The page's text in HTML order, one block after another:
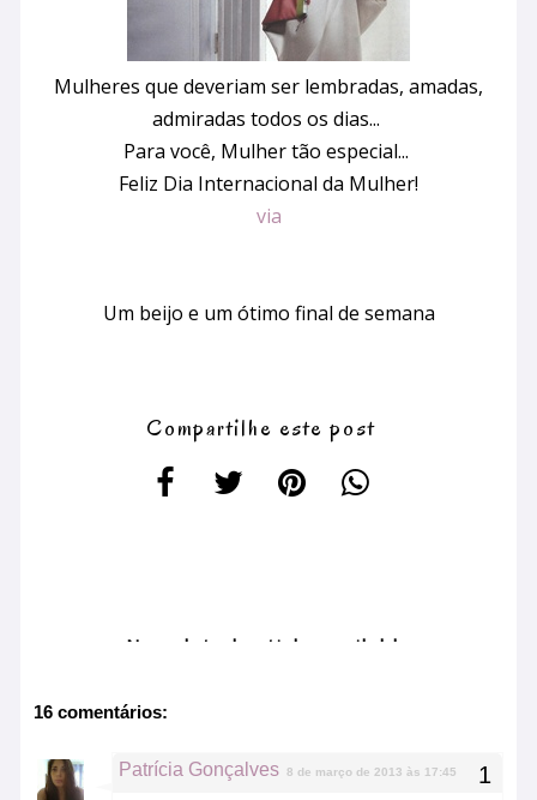
Mulheres que deveriam ser lembradas, amadas,
admiradas todos os dias...
Para você, Mulher tão especial...
Feliz Dia Internacional da Mulher!
via
Um beijo e um ótimo final de semana
Compartilhe este post
No related article available
16 comentários:
Patrícia Gonçalves 8 de março de 2013 às 17:45